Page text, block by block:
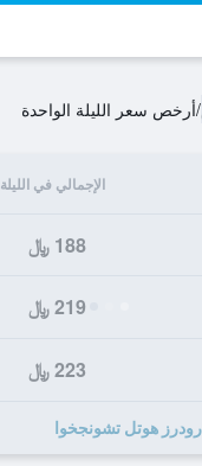
/أرخص سعر الليلة الواحدة
الإجمالي في الليلة
188 ﷼
219 ﷼
223 ﷼